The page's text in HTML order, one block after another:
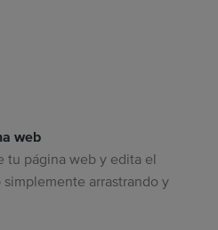
web
tu página web y edita el
arrastrando y